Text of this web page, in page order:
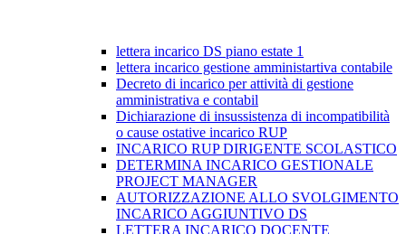
lettera incarico DS piano estate 1
lettera incarico gestione amministartiva contabile
Decreto di incarico per attività di gestione
amministrativa e contabil
Dichiarazione di insussistenza di incompatibilità
o cause ostative incarico RUP
INCARICO RUP DIRIGENTE SCOLASTICO
DETERMINA INCARICO GESTIONALE
PROJECT MANAGER
AUTORIZZAZIONE ALLO SVOLGIMENTO
INCARICO AGGIUNTIVO DS
LETTERA INCARICO DOCENTE